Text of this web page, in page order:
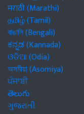
मराठी (Marathi)
தமிழ் (Tamil)
বাঙালি (Bengali)
ಕನ್ನಡ (Kannada)
ଓଡିଆ (Odia)
অসমীয়া (Asomiya)
ਪੰਜਾਬੀ
తెలుగు
ગુજરાતી